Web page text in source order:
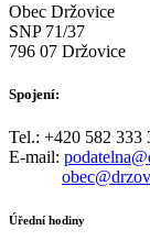
Obec Držovice
SNP 71/37
796 07 Držovice
Spojení:
Tel.: +420 582 333
E-mail:
Úřední hodiny